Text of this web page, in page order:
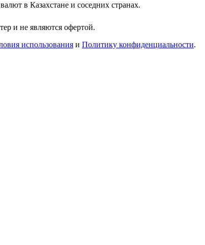
в Казахстане и соседних странах.
и не являются офертой.
использования и Политику конфиденциальности.